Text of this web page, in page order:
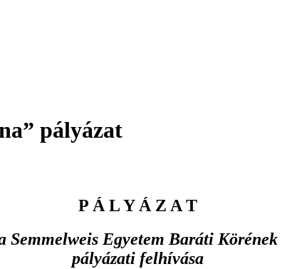
pályázat
P Á L Y Á Z A T
Semmelweis Egyetem Baráti Körének
pályázati felhívása